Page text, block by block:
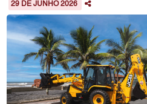
29 DE JUNHO 2026